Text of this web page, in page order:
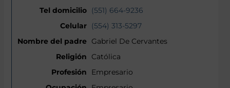
(551) 664-9236
(554) 313-5297
Gabriel De Cervantes
Católica
Empresario